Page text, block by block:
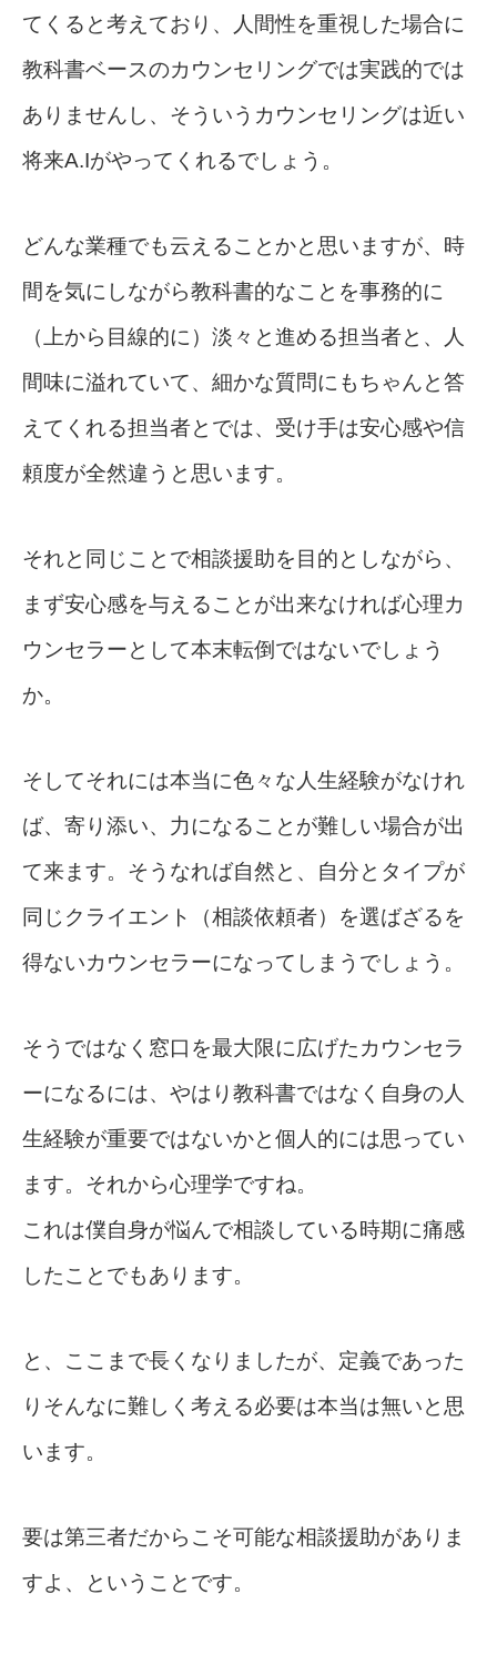
てくると考えており、人間性を重視した場合に
教科書ベースのカウンセリングでは実践的では
ありませんし、そういうカウンセリングは近い
将来A.Iがやってくれるでしょう。
どんな業種でも云えることかと思いますが、時
間を気にしながら教科書的なことを事務的に
（上から目線的に）淡々と進める担当者と、人
間味に溢れていて、細かな質問にもちゃんと答
えてくれる担当者とでは、受け手は安心感や信
頼度が全然違うと思います。
それと同じことで相談援助を目的としながら、
まず安心感を与えることが出来なければ心理カ
ウンセラーとして本末転倒ではないでしょう
か。
そしてそれには本当に色々な人生経験がなけれ
ば、寄り添い、力になることが難しい場合が出
て来ます。そうなれば自然と、自分とタイプが
同じクライエント（相談依頼者）を選ばざるを
得ないカウンセラーになってしまうでしょう。
そうではなく窓口を最大限に広げたカウンセラ
ーになるには、やはり教科書ではなく自身の人
生経験が重要ではないかと個人的には思ってい
ます。それから心理学ですね。
これは僕自身が悩んで相談している時期に痛感
したことでもあります。
と、ここまで長くなりましたが、定義であった
りそんなに難しく考える必要は本当は無いと思
います。
要は第三者だからこそ可能な相談援助がありま
すよ、ということです。